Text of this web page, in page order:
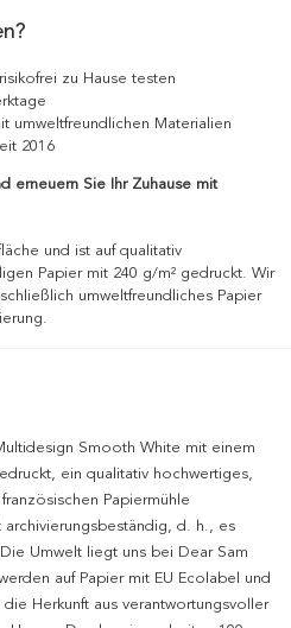
zu Hause testen
umweltfreundlichen Materialien
2016
erneuern Sie Ihr Zuhause mit
und ist auf qualitativ
Papier mit 240 g/m² gedruckt. Wir
umweltfreundliches Papier
Smooth White mit einem
ein qualitativ hochwertiges,
Papiermühle
d. h., es
Umwelt liegt uns bei Dear Sam
auf Papier mit EU Ecolabel und
Herkunft aus verantwortungsvoller